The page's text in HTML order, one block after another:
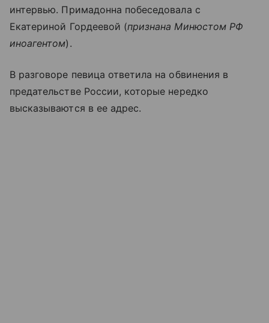
интервью. Примадонна побеседовала с
Екатериной Гордеевой (признана Минюстом РФ
иноагентом).
В разговоре певица ответила на обвинения в
предательстве России, которые нередко
высказываются в ее адрес.